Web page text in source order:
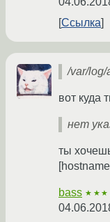
Ссылка
/var/log/
вот куда
нет
ты
bass